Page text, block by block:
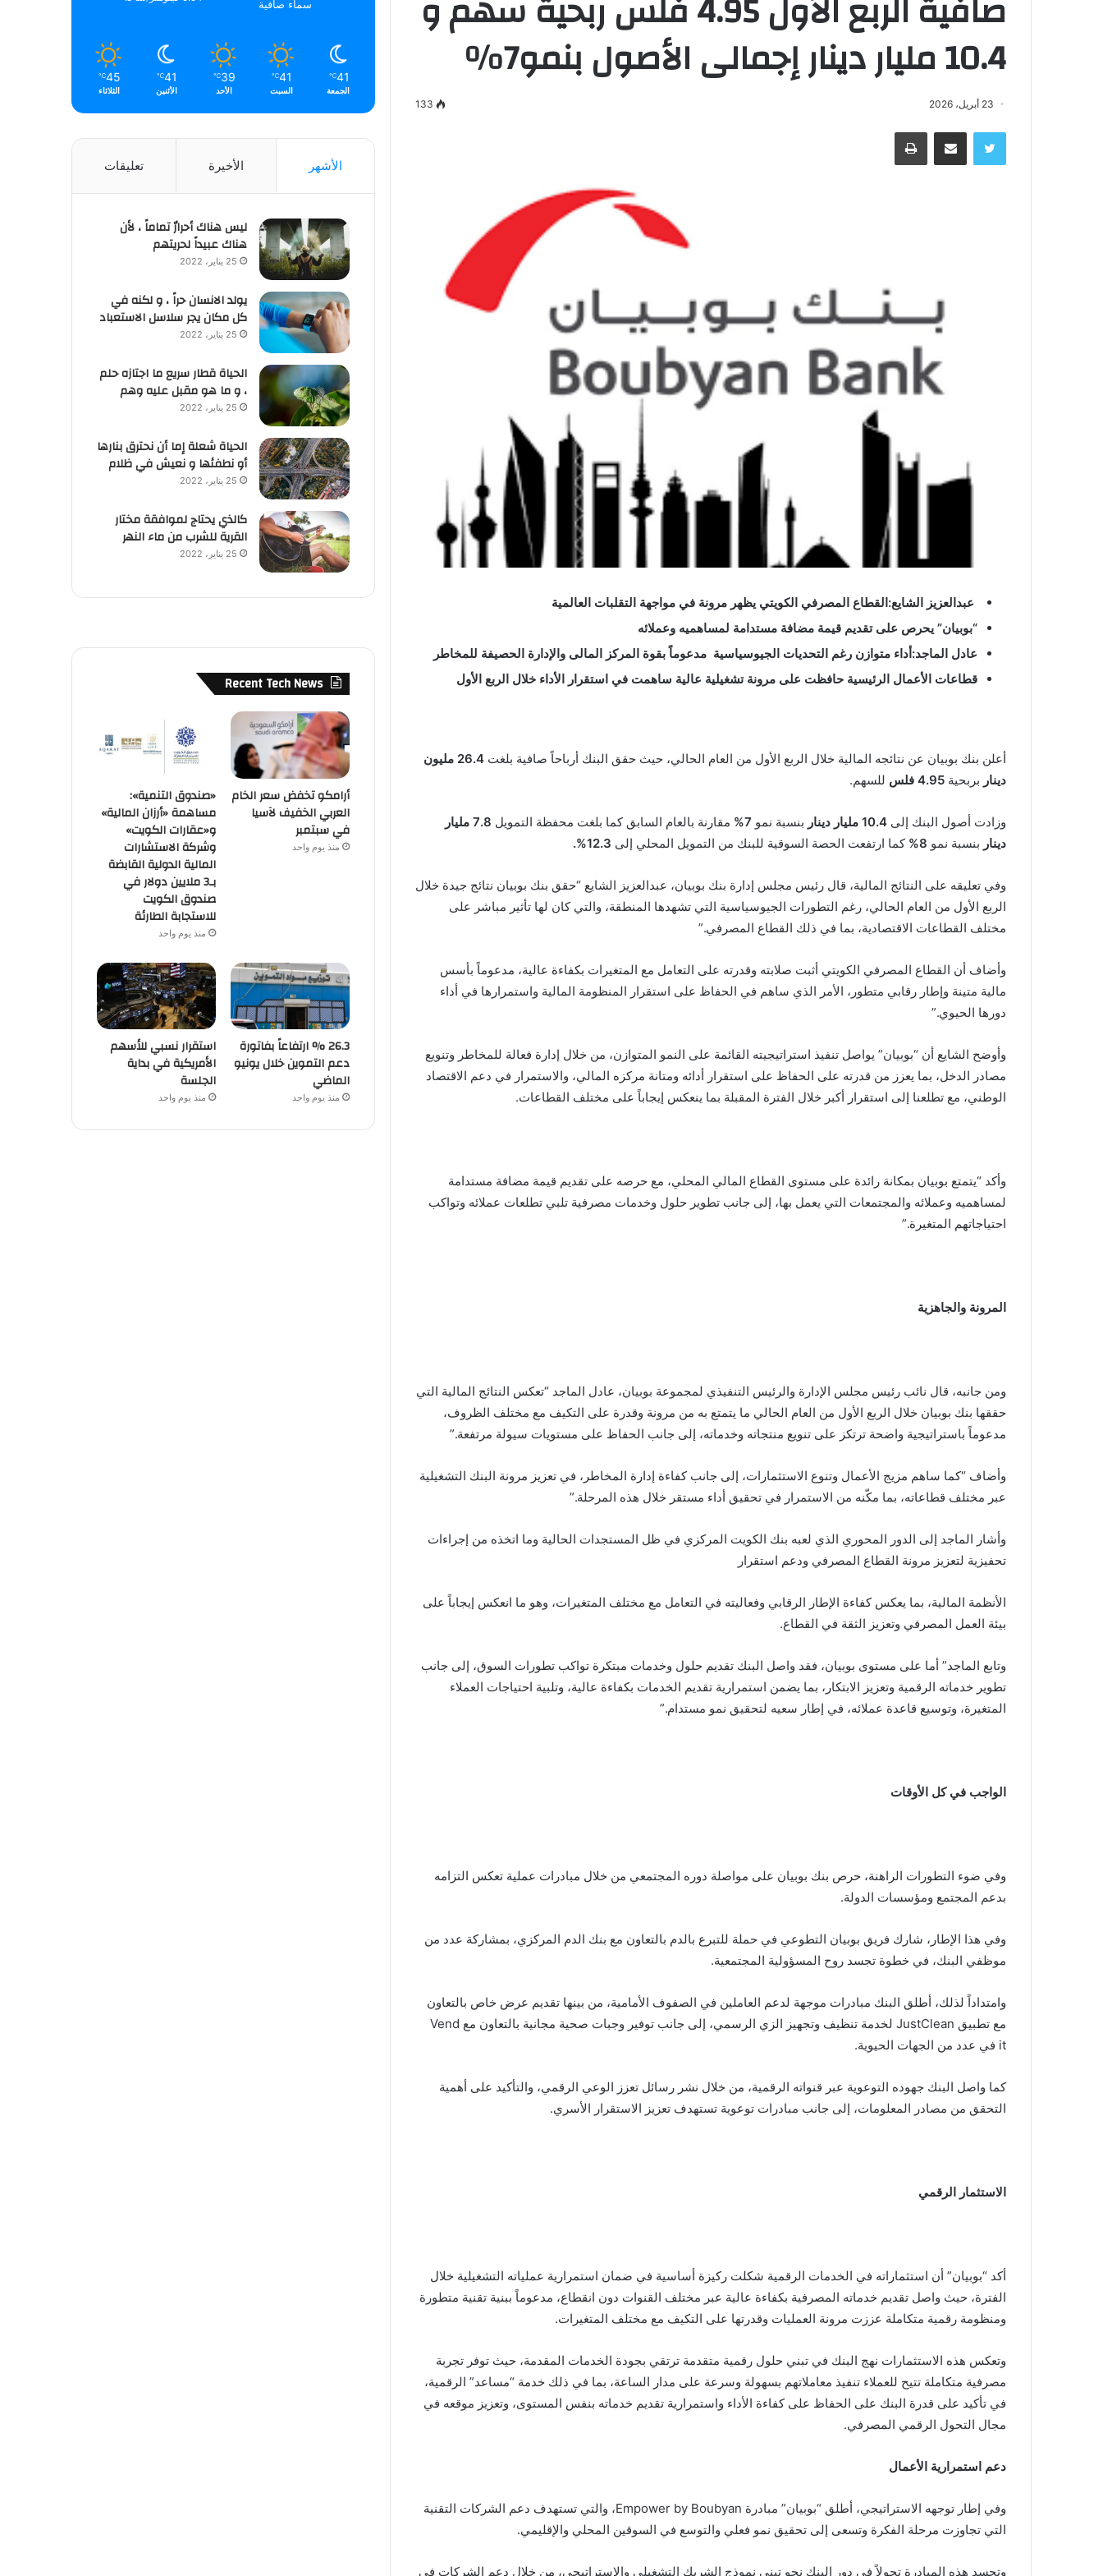
10.4 مليار دينار إجمالى الأصول بنمو7%
23 أبريل، 2026 133
عبدالعزيز الشايع:القطاع المصرفي الكويتي يظهر مرونة في مواجهة التقلبات العالمية
“بوبيان” يحرص على تقديم قيمة مضافة مستدامة لمساهميه وعملائه
عادل الماجد:أداء متوازن رغم التحديات الجيوسياسية مدعوماً بقوة المركز المالى والإدارة الحصيفة للمخاطر
قطاعات الأعمال الرئيسية حافظت على مرونة تشغيلية عالية ساهمت في استقرار الأداء خلال الربع الأول
أعلن بنك بوبيان عن نتائجه المالية خلال الربع الأول من العام الحالي، حيث حقق البنك أرباحاً صافية بلغت 26.4 مليون
دينار بربحية 4.95 فلس للسهم.
وزادت أصول البنك إلى 10.4 مليار دينار بنسبة نمو 7% مقارنة بالعام السابق كما بلغت محفظة التمويل
7.8 مليار
دينار بنسبة نمو 8% كما ارتفعت الحصة السوقية للبنك من التمويل المحلي إلى 12.3%.
وفي تعليقه على النتائج المالية، قال رئيس مجلس إدارة بنك بوبيان، عبدالعزيز الشايع “حقق بنك بوبيان نتائج جيدة خلال
الربع الأول من العام الحالي، رغم التطورات الجيوسياسية التي تشهدها المنطقة، والتي كان لها تأثير مباشر على
مختلف القطاعات الاقتصادية، بما في ذلك القطاع المصرفي.”
وأضاف أن القطاع المصرفي الكويتي أثبت صلابته وقدرته على التعامل مع المتغيرات بكفاءة عالية، مدعوماً بأسس
مالية متينة وإطار رقابي متطور، الأمر الذي ساهم في الحفاظ على استقرار المنظومة المالية واستمرارها في أداء
دورها الحيوي.”
وأوضح الشايع أن “بوبيان” يواصل تنفيذ استراتيجيته القائمة على النمو المتوازن، من خلال إدارة فعالة للمخاطر وتنويع
مصادر الدخل، بما يعزز من قدرته على الحفاظ على استقرار أدائه ومتانة مركزه المالي، والاستمرار في دعم الاقتصاد
الوطني، مع تطلعنا إلى استقرار أكبر خلال الفترة المقبلة بما ينعكس إيجاباً على مختلف القطاعات.
وأكد “يتمتع بوبيان بمكانة رائدة على مستوى القطاع المالي المحلي، مع حرصه على تقديم قيمة مضافة مستدامة
لمساهميه وعملائه والمجتمعات التي يعمل بها، إلى جانب تطوير حلول وخدمات مصرفية تلبي تطلعات عملائه وتواكب
احتياجاتهم المتغيرة.”
المرونة والجاهزية
ومن جانبه، قال نائب رئيس مجلس الإدارة والرئيس التنفيذي لمجموعة بوبيان، عادل الماجد “تعكس النتائج المالية التي
حققها بنك بوبيان خلال الربع الأول من العام الحالي ما يتمتع به من مرونة وقدرة على التكيف مع مختلف الظروف،
مدعوماً باستراتيجية واضحة ترتكز على تنويع منتجاته وخدماته، إلى جانب الحفاظ على مستويات سيولة مرتفعة.”
وأضاف “كما ساهم مزيج الأعمال وتنوع الاستثمارات، إلى جانب كفاءة إدارة المخاطر، في تعزيز مرونة البنك التشغيلية
عبر مختلف قطاعاته، بما مكّنه من الاستمرار في تحقيق أداء مستقر خلال هذه المرحلة.”
وأشار الماجد إلى الدور المحوري الذي لعبه بنك الكويت المركزي في ظل المستجدات الحالية وما اتخذه من إجراءات
تحفيزية لتعزيز مرونة القطاع المصرفي ودعم استقرار
الأنظمة المالية، بما يعكس كفاءة الإطار الرقابي وفعاليته في التعامل مع مختلف المتغيرات، وهو ما انعكس إيجاباً على
بيئة العمل المصرفي وتعزيز الثقة في القطاع.
وتابع الماجد” أما على مستوى بوبيان، فقد واصل البنك تقديم حلول وخدمات مبتكرة تواكب تطورات السوق، إلى جانب
تطوير خدماته الرقمية وتعزيز الابتكار، بما يضمن استمرارية تقديم الخدمات بكفاءة عالية، وتلبية احتياجات العملاء
المتغيرة، وتوسيع قاعدة عملائه، في إطار سعيه لتحقيق نمو مستدام.”
الواجب في كل الأوقات
وفي ضوء التطورات الراهنة، حرص بنك بوبيان على مواصلة دوره المجتمعي من خلال مبادرات عملية تعكس التزامه
بدعم المجتمع ومؤسسات الدولة.
وفي هذا الإطار، شارك فريق بوبيان التطوعي في حملة للتبرع بالدم بالتعاون مع بنك الدم المركزي، بمشاركة عدد من
موظفي البنك، في خطوة تجسد روح المسؤولية المجتمعية.
وامتداداً لذلك، أطلق البنك مبادرات موجهة لدعم العاملين في الصفوف الأمامية، من بينها تقديم عرض خاص بالتعاون
مع تطبيق JustClean لخدمة تنظيف وتجهيز الزي الرسمي، إلى جانب توفير وجبات صحية مجانية بالتعاون مع Vend
it في عدد من الجهات الحيوية.
كما واصل البنك جهوده التوعوية عبر قنواته الرقمية، من خلال نشر رسائل تعزز الوعي الرقمي، والتأكيد على أهمية
التحقق من مصادر المعلومات، إلى جانب مبادرات توعوية تستهدف تعزيز الاستقرار الأسري.
الاستثمار الرقمي
أكد “بوبيان” أن استثماراته في الخدمات الرقمية شكلت ركيزة أساسية في ضمان استمرارية عملياته التشغيلية خلال
الفترة، حيث واصل تقديم خدماته المصرفية بكفاءة عالية عبر مختلف القنوات دون انقطاع، مدعوماً ببنية تقنية متطورة
ومنظومة رقمية متكاملة عززت مرونة العمليات وقدرتها على التكيف مع مختلف المتغيرات.
وتعكس هذه الاستثمارات نهج البنك في تبني حلول رقمية متقدمة ترتقي بجودة الخدمات المقدمة، حيث توفر تجربة
مصرفية متكاملة تتيح للعملاء تنفيذ معاملاتهم بسهولة وسرعة على مدار الساعة، بما في ذلك خدمة “مساعد” الرقمية،
في تأكيد على قدرة البنك على الحفاظ على كفاءة الأداء واستمرارية تقديم خدماته بنفس المستوى، وتعزيز موقعه في
مجال التحول الرقمي المصرفي.
دعم استمرارية الأعمال
وفي إطار توجهه الاستراتيجي، أطلق “بوبيان” مبادرة Empower by Boubyan، والتي تستهدف دعم الشركات التقنية
التي تجاوزت مرحلة الفكرة وتسعى إلى تحقيق نمو فعلي والتوسع في السوقين المحلي والإقليمي.
وتجسد هذه المبادرة تحولاً في دور البنك نحو تبني نموذج الشريك التشغيلي والاستراتيجي، من خلال دعم الشركات في
سماء صافية
41
℃
الجمعة
41
℃
السبت
39
℃
الأحد
41
℃
الأثنين
45
℃
الثلاثاء
الأشهر الأخيرة تعليقات
ليس هناك أحرارٌ تماماً ، لأن
هناك عبيداً لحريتهم
25 يناير، 2022
يولد الانسان حراً ، و لكنه في
كل مكان يجر سلاسل الاستعباد
25 يناير، 2022
الحياة قطار سريع ما اجتازه حلم
، و ما هو مقبل عليه وهم
25 يناير، 2022
الحياة شعلة إما أن نحترق بنارها
أو نطفئها و نعيش في ظلام
25 يناير، 2022
كالذي يحتاج لموافقة مختار
القرية للشرب من ماء النهر
25 يناير، 2022
Recent Tech News
أرامكو تخفض سعر الخام
العربي الخفيف لآسيا
في سبتمبر
منذ يوم واحد
«صندوق التنمية»:
مساهمة «أرزان المالية»
و«عقارات الكويت»
وشركة الاستشارات
المالية الدولية القابضة
بـ3 ملايين دولار في
صندوق الكويت
للاستجابة الطارئة
منذ يوم واحد
26.3 % ارتفاعاً بفاتورة
دعم التموين خلال يونيو
الماضي
منذ يوم واحد
استقرار نسبي للأسهم
الأمريكية في بداية
الجلسة
منذ يوم واحد